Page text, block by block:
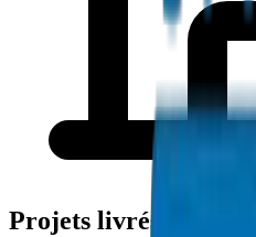
Projets livrés à Dubaï